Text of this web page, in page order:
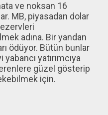
ve noksan 16
MB, piyasadan dolar
adına. Bir yandan
ödüyor. Bütün bunlar
yatırımcıya
güzel gösterip
için.